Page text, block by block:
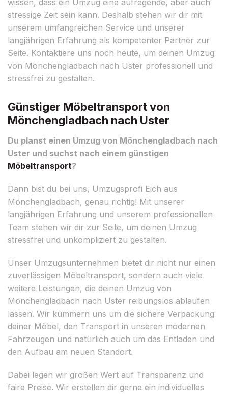
stressige Zeit sein kann. Deshalb stehen wir dir mit
unserem umfangreichen Service und unserer
langjährigen Erfahrung als kompetenter Partner zur
Seite. Kontaktiere uns noch heute, um deinen Umzug
von Mönchengladbach nach Uster professionell und
stressfrei zu gestalten.
Günstiger Möbeltransport von
Mönchengladbach nach Uster
Du planst einen Umzug von Mönchengladbach nach
Uster und suchst nach einem günstigen
Möbeltransport?
Dann bist du bei uns, Umzugsprofi Eich aus
Mönchengladbach, genau richtig! Mit unserer
langjährigen Erfahrung und unserem professionellen
Team stehen wir dir zur Seite, um deinen Umzug
stressfrei und unkompliziert zu gestalten.
Unser Umzugsunternehmen bietet dir nicht nur einen
zuverlässigen Möbeltransport, sondern auch viele
weitere Leistungen, die deinen Umzug von
Mönchengladbach nach Uster reibungslos ablaufen
lassen. Wir kümmern uns um die sichere Verpackung
deiner Möbel, den Transport in unseren modernen
Fahrzeugen und natürlich auch um das Entladen und
den Aufbau am neuen Standort.
Dabei legen wir großen Wert auf Transparenz und
faire Preise. Wir erstellen dir gerne ein individuelles